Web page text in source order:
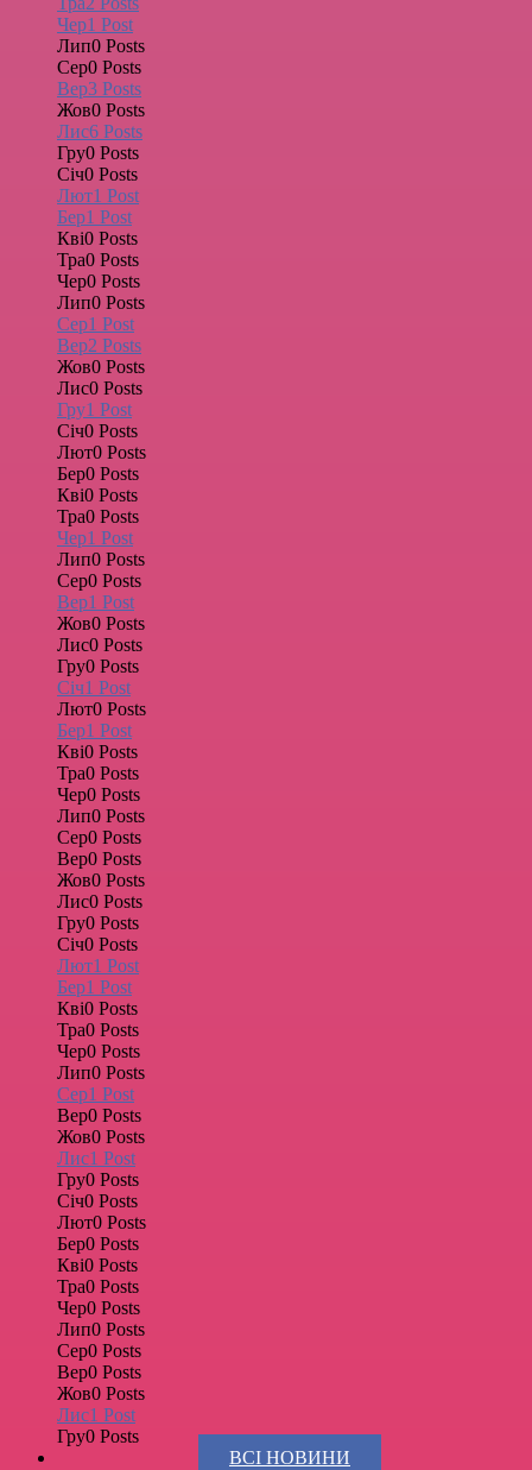
Чер1 Post
Лип0 Posts
Сер0 Posts
Вер3 Posts
Жов0 Posts
Лис6 Posts
Гру0 Posts
Січ0 Posts
Лют1 Post
Бер1 Post
Кві0 Posts
Тра0 Posts
Чер0 Posts
Лип0 Posts
Сер1 Post
Вер2 Posts
Жов0 Posts
Лис0 Posts
Гру1 Post
Січ0 Posts
Лют0 Posts
Бер0 Posts
Кві0 Posts
Тра0 Posts
Чер1 Post
Лип0 Posts
Сер0 Posts
Вер1 Post
Жов0 Posts
Лис0 Posts
Гру0 Posts
Січ1 Post
Лют0 Posts
Бер1 Post
Кві0 Posts
Тра0 Posts
Чер0 Posts
Лип0 Posts
Сер0 Posts
Вер0 Posts
Жов0 Posts
Лис0 Posts
Гру0 Posts
Січ0 Posts
Лют1 Post
Бер1 Post
Кві0 Posts
Тра0 Posts
Чер0 Posts
Лип0 Posts
Сер1 Post
Вер0 Posts
Жов0 Posts
Лис1 Post
Гру0 Posts
Січ0 Posts
Лют0 Posts
Бер0 Posts
Кві0 Posts
Тра0 Posts
Чер0 Posts
Лип0 Posts
Сер0 Posts
Вер0 Posts
Жов0 Posts
Лис1 Post
Гру0 Posts
ВСІ НОВИНИ